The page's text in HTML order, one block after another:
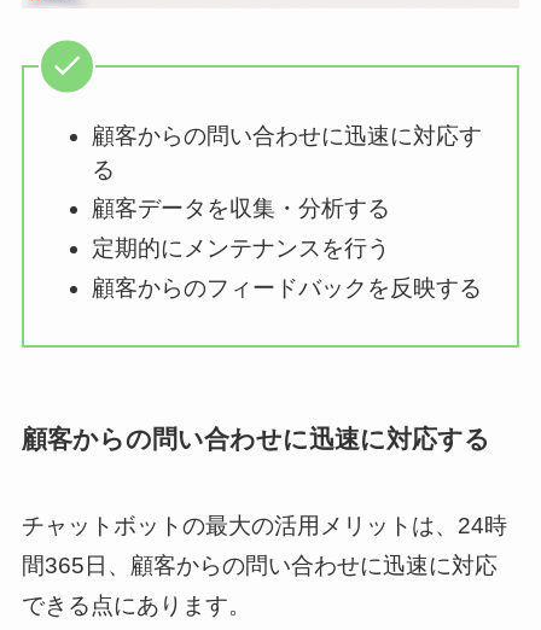
顧客からの問い合わせに迅速に対応す
る
顧客データを収集・分析する
定期的にメンテナンスを行う
顧客からのフィードバックを反映する
顧客からの問い合わせに迅速に対応する
チャットボットの最大の活用メリットは、24時
間365日、顧客からの問い合わせに迅速に対応
できる点にあります。